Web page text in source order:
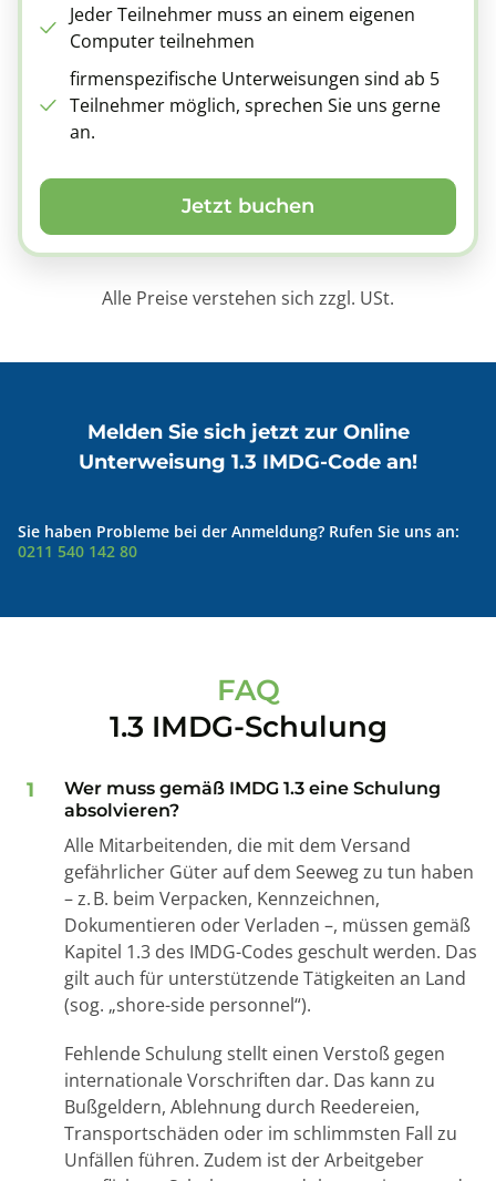
Jeder Teilnehmer muss an einem eigenen
Computer teilnehmen
firmenspezifische Unterweisungen sind ab 5
Teilnehmer möglich, sprechen Sie uns gerne
an.
Jetzt buchen
Alle Preise verstehen sich zzgl. USt.
Melden Sie sich jetzt zur Online
Unterweisung 1.3 IMDG-Code an!
Sie haben Probleme bei der Anmeldung? Rufen Sie uns an:
0211 540 142 80
FAQ
1.3 IMDG-Schulung
1
Wer muss gemäß IMDG 1.3 eine Schulung
absolvieren?
Alle Mitarbeitenden, die mit dem Versand
gefährlicher Güter auf dem Seeweg zu tun haben
– z. B. beim Verpacken, Kennzeichnen,
Dokumentieren oder Verladen –, müssen gemäß
Kapitel 1.3 des IMDG-Codes geschult werden. Das
gilt auch für unterstützende Tätigkeiten an Land
(sog. „shore-side personnel“).
Fehlende Schulung stellt einen Verstoß gegen
internationale Vorschriften dar. Das kann zu
Bußgeldern, Ablehnung durch Reedereien,
Transportschäden oder im schlimmsten Fall zu
Unfällen führen. Zudem ist der Arbeitgeber